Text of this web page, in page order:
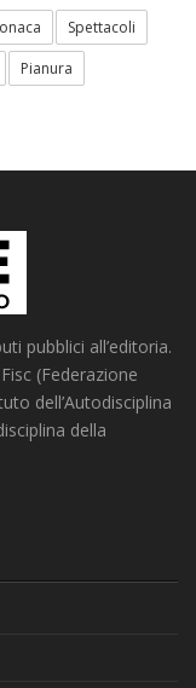
Spettacoli
Pianura
pubblici all’editoria.
(Federazione
dell’Autodisciplina
della